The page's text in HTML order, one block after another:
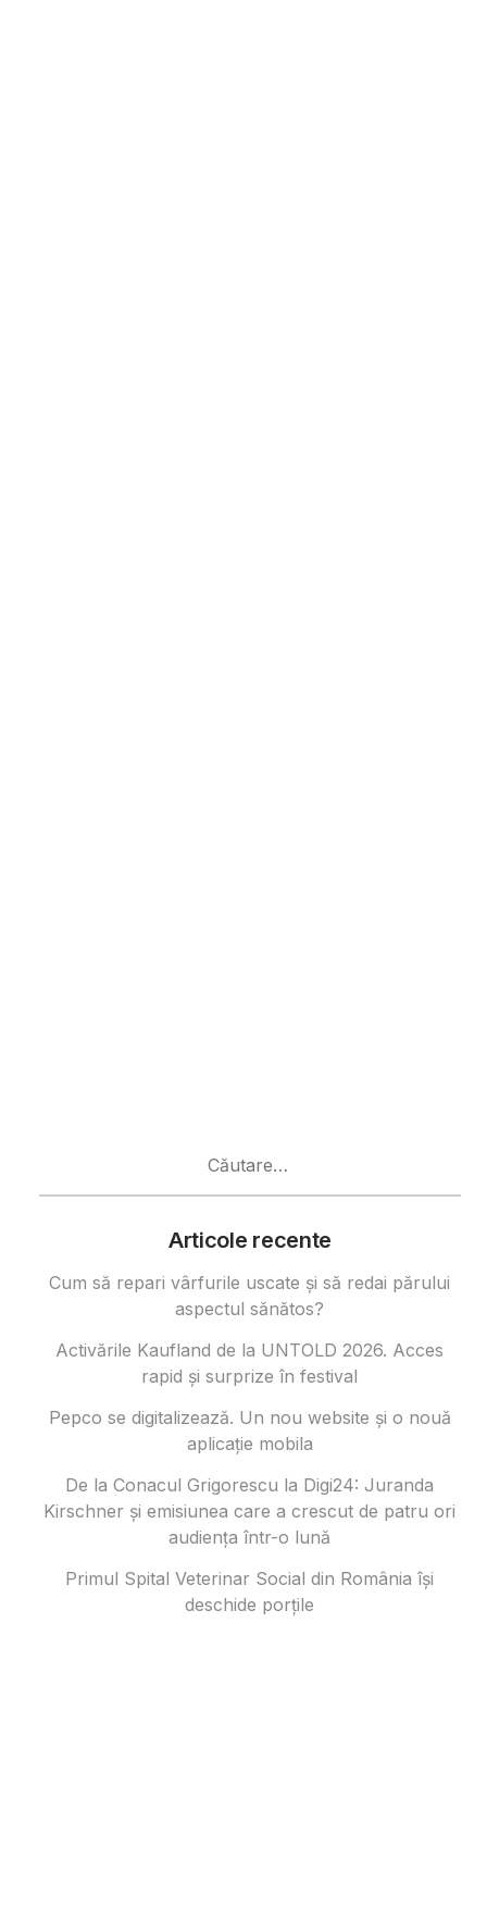
Articole recente
Cum să repari vârfurile uscate și să redai părului
aspectul sănătos?
Activările Kaufland de la UNTOLD 2026. Acces
rapid și surprize în festival
Pepco se digitalizează. Un nou website și o nouă
aplicație mobila
De la Conacul Grigorescu la Digi24: Juranda
Kirschner și emisiunea care a crescut de patru ori
audiența într-o lună
Primul Spital Veterinar Social din România își
deschide porțile